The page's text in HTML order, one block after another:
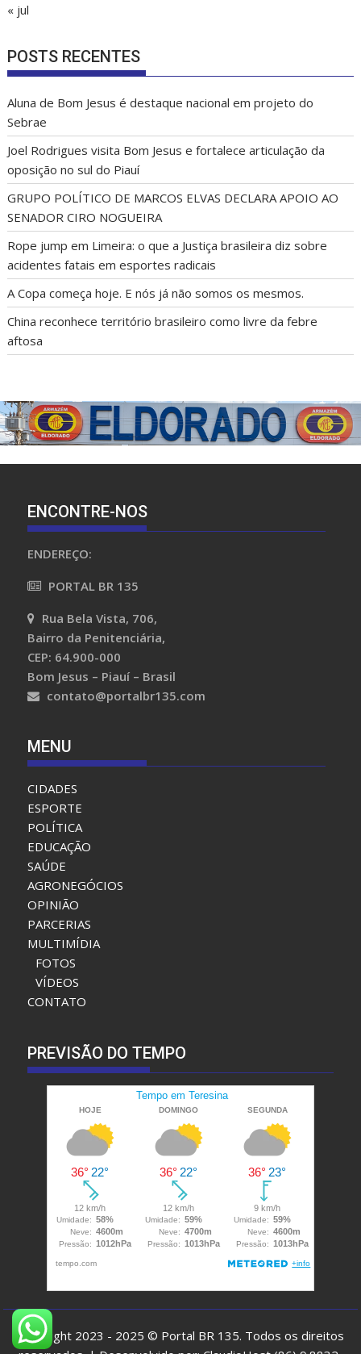
« jul
POSTS RECENTES
Aluna de Bom Jesus é destaque nacional em projeto do
Sebrae
Joel Rodrigues visita Bom Jesus e fortalece articulação da
oposição no sul do Piauí
GRUPO POLÍTICO DE MARCOS ELVAS DECLARA APOIO AO
SENADOR CIRO NOGUEIRA
Rope jump em Limeira: o que a Justiça brasileira diz sobre
acidentes fatais em esportes radicais
A Copa começa hoje. E nós já não somos os mesmos.
China reconhece território brasileiro como livre da febre
aftosa
ENCONTRE-NOS
ENDEREÇO:
PORTAL BR 135
Rua Bela Vista, 706,
Bairro da Penitenciária,
CEP: 64.900-000
Bom Jesus – Piauí – Brasil
contato@portalbr135.com
MENU
CIDADES
ESPORTE
POLÍTICA
EDUCAÇÃO
SAÚDE
AGRONEGÓCIOS
OPINIÃO
PARCERIAS
MULTIMÍDIA
FOTOS
VÍDEOS
CONTATO
PREVISÃO DO TEMPO
Copyright 2023 - 2025 © Portal BR 135. Todos os direitos